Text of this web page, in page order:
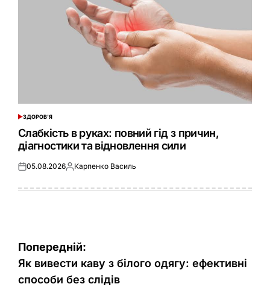
ОПУБЛІКУВАТИ
У
ЗДОРОВ'Я
Слабкість в руках: повний гід з причин,
діагностики та відновлення сили
Оприлюднено
05.08.2026Опубліковано
Карпенко Василь
Навігація
записів
Попередній:
Як вивести каву з білого одягу: ефективні
способи без слідів